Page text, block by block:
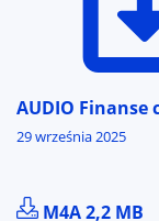
AUDIO Finanse
29 września 2025
POBIERZ
M4A 2,2 MB